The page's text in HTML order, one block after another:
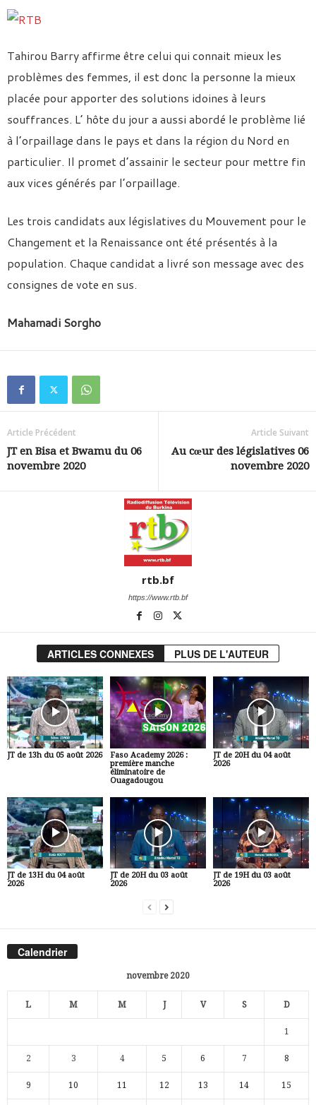
Tahirou Barry affirme être celui qui connait mieux les
problèmes des femmes, il est donc la personne la mieux
placée pour apporter des solutions idoines à leurs
souffrances. L’ hôte du jour a aussi abordé le problème lié
à l’orpaillage dans le pays et dans la région du Nord en
particulier. Il promet d’assainir le secteur pour mettre fin
aux vices générés par l’orpaillage.
Les trois candidats aux législatives du Mouvement pour le
Changement et la Renaissance ont été présentés à la
population. Chaque candidat a livré son message avec des
consignes de vote en sus.
Mahamadi Sorgho
Article Précédent
JT en Bisa et Bwamu du 06
novembre 2020
Article Suivant
Au cœur des législatives 06
novembre 2020
rtb.bf
https://www.rtb.bf
ARTICLES CONNEXES PLUS DE L'AUTEUR
JT de 13h du 05 août 2026
Faso Academy 2026 :
première manche
éliminatoire de
Ouagadougou
JT de 20H du 04 août
2026
JT de 13H du 04 août
2026
JT de 20H du 03 août
2026
JT de 19H du 03 août
2026
Calendrier
novembre 2020
L M M J V S D
1
2 3 4 5 6 7 8
9 10 11 12 13 14 15